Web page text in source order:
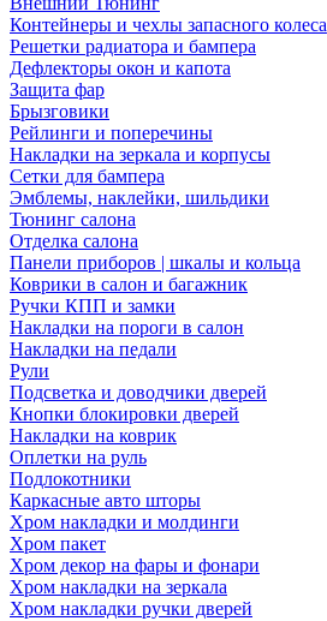
Контейнеры и чехлы запасного колеса
Решетки радиатора и бампера
Дефлекторы окон и капота
Защита фар
Брызговики
Рейлинги и поперечины
Накладки на зеркала и корпусы
Сетки для бампера
Эмблемы, наклейки, шильдики
Тюнинг салона
Отделка салона
Панели приборов | шкалы и кольца
Коврики в салон и багажник
Ручки КПП и замки
Накладки на пороги в салон
Накладки на педали
Рули
Подсветка и доводчики дверей
Кнопки блокировки дверей
Накладки на коврик
Оплетки на руль
Подлокотники
Каркасные авто шторы
Хром накладки и молдинги
Хром пакет
Хром декор на фары и фонари
Хром накладки на зеркала
Хром накладки ручки дверей